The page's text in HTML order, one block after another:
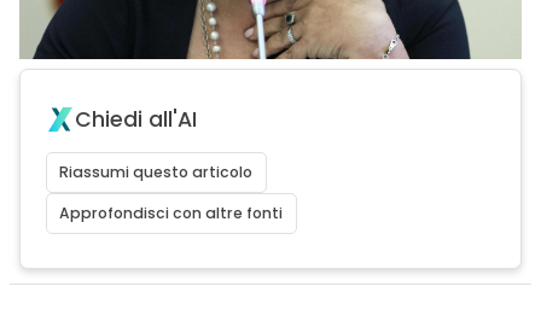
Chiedi all'AI
Riassumi questo articolo
Approfondisci con altre fonti